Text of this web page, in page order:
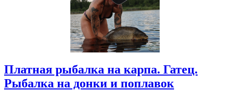
Платная рыбалка на карпа. Гатец.
Рыбалка на донки и поплавок